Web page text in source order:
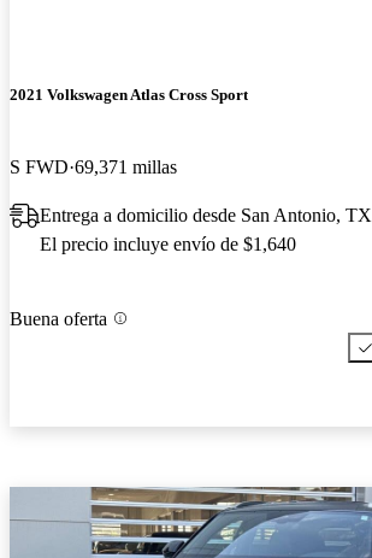
2021 Volkswagen Atlas Cross Sport
S FWD 69,371 millas
Entrega a domicilio desde San Antonio, TX
El precio incluye envío de $1,640
Buena oferta